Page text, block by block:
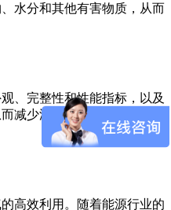
水分和其他有害物质，从而
、完整性和性能指标，以及
减少滤芯的更换频率。此
高效利用。随着能源行业的